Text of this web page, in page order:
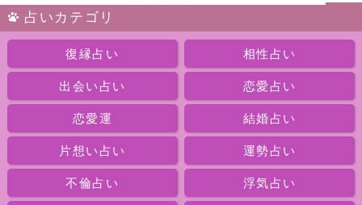
占いカテゴリ
復縁占い 相性占い
出会い占い 恋愛占い
恋愛運 結婚占い
片想い占い 運勢占い
不倫占い 浮気占い